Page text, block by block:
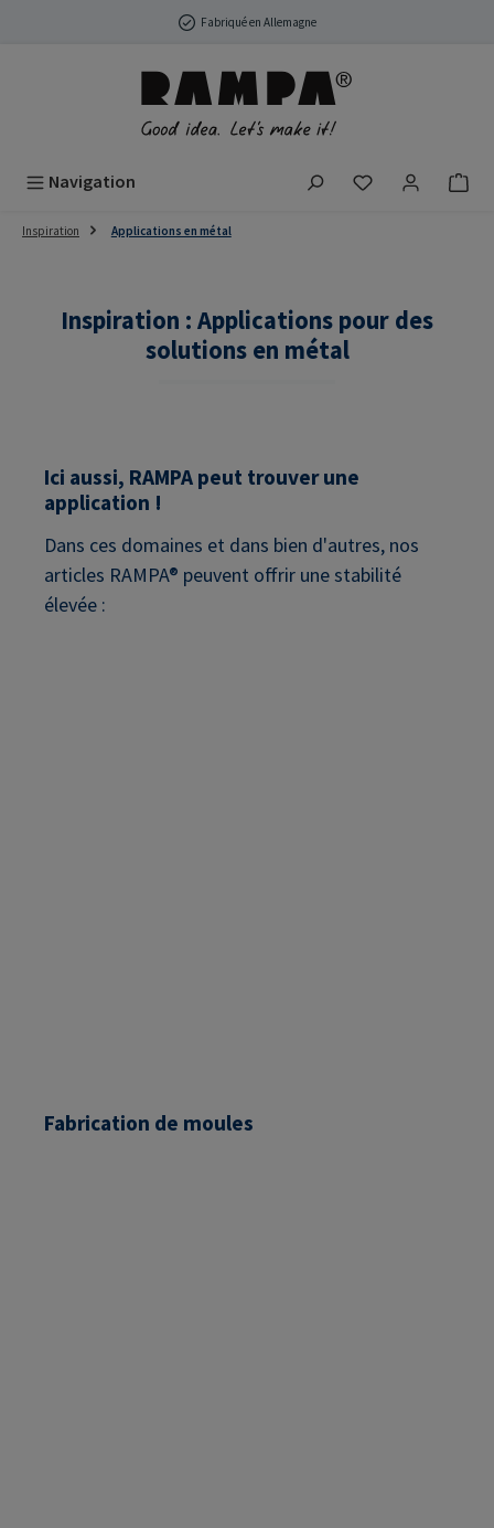
Passer au contenu principalFabriqué en Allemagne
Navigation Vous avez 0
Inspiration Applications en métal
Inspiration : Applications pour des
solutions en métal
Ici aussi, RAMPA peut trouver une
application !
Dans ces domaines et dans bien d'autres, nos
articles RAMPA® peuvent offrir une stabilité
élevée :
Fabrication de moules